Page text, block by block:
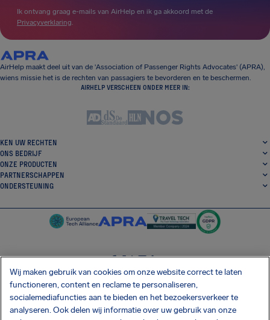
Ik ontvang graag e-mails van AirHelp en ik ga akkoord met de
Privacyverklaring.
AirHelp maakt deel uit van de 'Association of Passenger Rights Advocates' (APRA),
wiens missie het is de rechten van passagiers te bevorderen en te beschermen.
AIRHELP VERSCHEEN ONDER MEER IN:
KEN UW RECHTEN
ONS BEDRIJF
ONZE PRODUCTEN
PARTNERSCHAPPEN
ONDERSTEUNING
SocialFacebook
SocialTwitter
SocialInstagram
SocialLinkedin
DOWNLOAD ONZE GRATIS APP
Wij maken gebruik van cookies om onze website correct te laten
functioneren, content en reclame te personaliseren,
socialemediafuncties aan te bieden en het bezoekersverkeer te
analyseren. Ook delen wij informatie over uw gebruik van onze